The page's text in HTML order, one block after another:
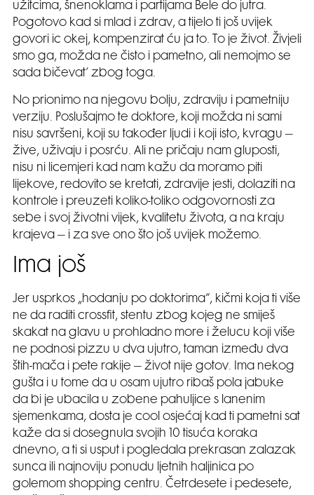
užitcima, šnenoklama i partijama Bele do jutra.
Pogotovo kad si mlad i zdrav, a tijelo ti još uvijek
govori ic okej, kompenzirat ću ja to. To je život. Živjeli
smo ga, možda ne čisto i pametno, ali nemojmo se
sada bičevat’ zbog toga.
No prionimo na njegovu bolju, zdraviju i pametniju
verziju. Poslušajmo te doktore, koji možda ni sami
nisu savršeni, koji su također ljudi i koji isto, kvragu –
žive, uživaju i posrću. Ali ne pričaju nam gluposti,
nisu ni licemjeri kad nam kažu da moramo piti
lijekove, redovito se kretati, zdravije jesti, dolaziti na
kontrole i preuzeti koliko-toliko odgovornosti za
sebe i svoj životni vijek, kvalitetu života, a na kraju
krajeva – i za sve ono što još uvijek možemo.
Ima još
Jer usprkos „hodanju po doktorima“, kičmi koja ti više
ne da raditi crossfit, stentu zbog kojeg ne smiješ
skakat na glavu u prohladno more i želucu koji više
ne podnosi pizzu u dva ujutro, taman između dva
štih-mača i pete rakije – život nije gotov. Ima nekog
gušta i u tome da u osam ujutro ribaš pola jabuke
da bi je ubacila u zobene pahuljice s lanenim
sjemenkama, dosta je cool osjećaj kad ti pametni sat
kaže da si dosegnula svojih 10 tisuća koraka
dnevno, a ti si usput i pogledala prekrasan zalazak
sunca ili najnoviju ponudu ljetnih haljinica po
golemom shopping centru. Četrdesete i pedesete,